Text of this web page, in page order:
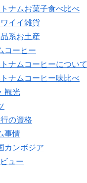
ナムお菓子食べ比べ
イイ雑貨
系お土産
コーヒー
ナムコーヒーについて
ナムコーヒー味比べ
観光
の資格
事情
カンボジア
ュー